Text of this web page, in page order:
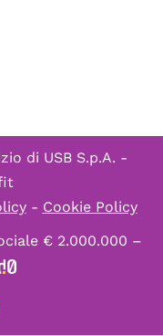
di USB S.p.A. -
- Cookie Policy
€ 2.000.000 –